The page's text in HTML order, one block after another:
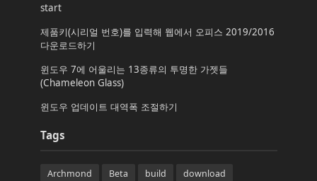
start
제품키(시리얼 번호)를 입력해 웹에서 오피스 2019/2016
다운로드하기
윈도우 7에 어울리는 13종류의 투명한 가젯들
(Chameleon Glass)
윈도우 업데이트 대역폭 조절하기
Tags
Archmond Beta build
download